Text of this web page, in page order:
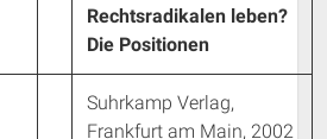
Rechtsradikalen leben?
Die Positionen
Suhrkamp Verlag,
Frankfurt am Main, 2002